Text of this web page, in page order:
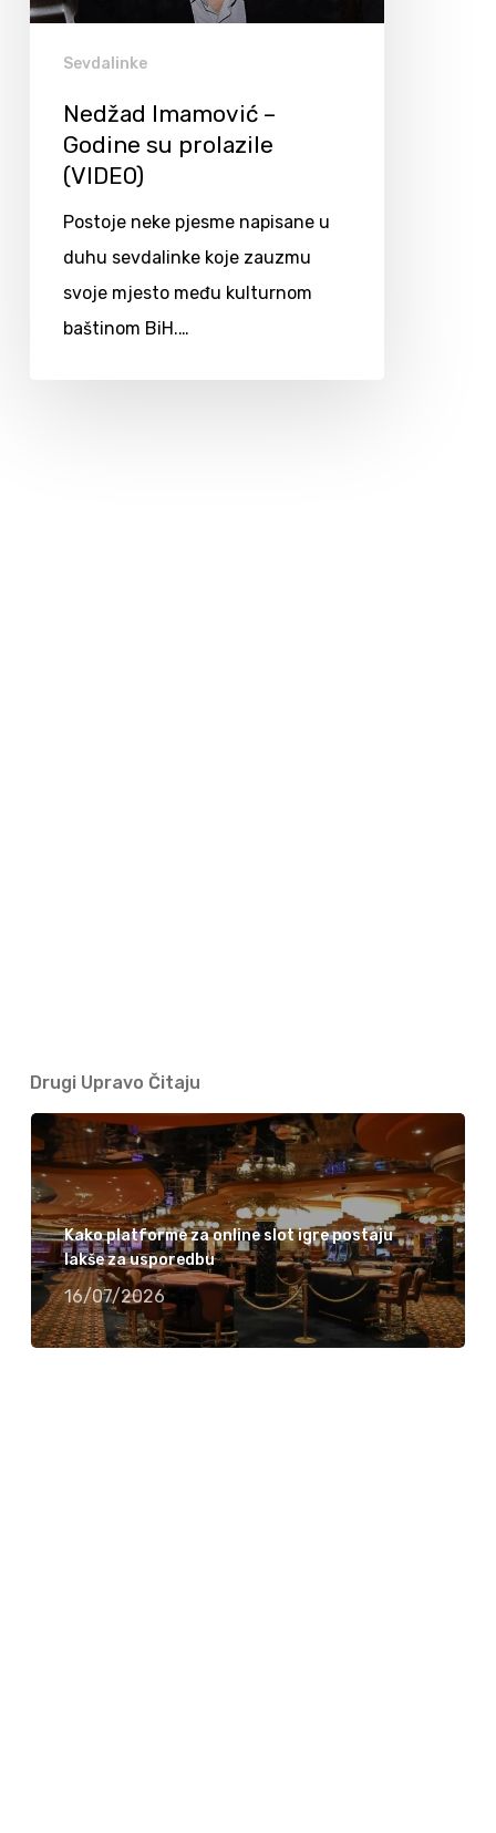
Sevdalinke
Nedžad Imamović –
Godine su prolazile
(VIDEO)
Postoje neke pjesme napisane u
duhu sevdalinke koje zauzmu
svoje mjesto među kulturnom
baštinom BiH.…
Drugi Upravo Čitaju
Kako platforme za online slot igre postaju
lakše za usporedbu
16/07/2026